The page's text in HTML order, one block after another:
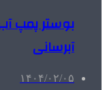
بوستر پمپ
آبرسانی
۱۴۰۴/۰۲/۰۵